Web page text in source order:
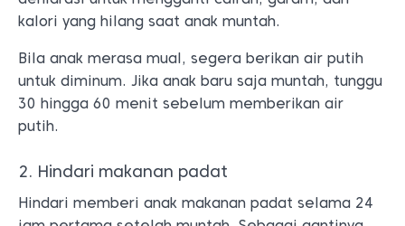
kalori yang hilang saat anak muntah.
Bila anak merasa mual, segera berikan air putih
untuk diminum. Jika anak baru saja muntah, tunggu
30 hingga 60 menit sebelum memberikan air
putih.
2. Hindari makanan padat
Hindari memberi anak makanan padat selama 24